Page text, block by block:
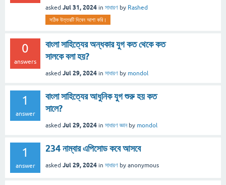
asked Jul 31, 2024 in সাধারণ by Rashed
সঠিক উত্তরটি দিবেন আশা করি।
0
answers
বাংলা সাহিত্যের অন্ধকার যুগ কত থেকে কত
সালকে বলা হয়?
asked Jul 29, 2024 in সাধারণ by mondol
1
answer
বাংলা সাহিত্যের আধুনিক যুগ শুরু হয় কত
সালে?
asked Jul 29, 2024 in সাধারণ জ্ঞান by mondol
1
answer
234 নাম্বার এপিসোড কবে আসবে
asked Jul 29, 2024 in সাধারণ by anonymous